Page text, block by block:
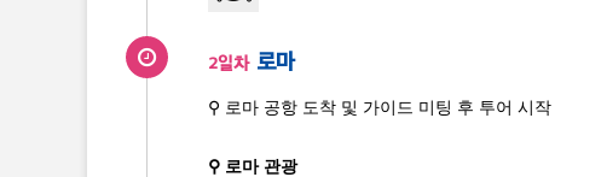
2일차 로마
⚲ 로마 공항 도착 및 가이드 미팅 후 투어 시작
⚲ 로마 관광